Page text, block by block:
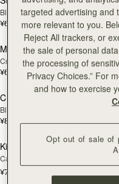
Black
¥60,500
新登場
Multrees Chain Wallet
Croc-Embossed Leather Light
¥64,900
Crescent Moon Mini
Black
¥86,900
Kite on a Chain
Caramel
¥71,500
targeted advertising and
more relevant to you.
Reject All trackers, or
the sale of personal
the processing of
Privacy Choices.” For
and how to exercise
Opt out of sale of